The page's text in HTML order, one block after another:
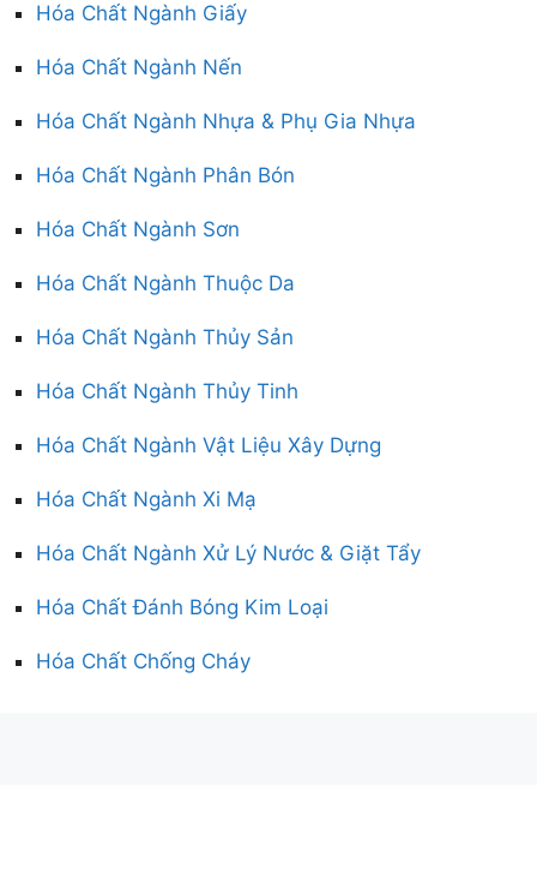
Hóa Chất Ngành Giấy
Hóa Chất Ngành Nến
Hóa Chất Ngành Nhựa & Phụ Gia Nhựa
Hóa Chất Ngành Phân Bón
Hóa Chất Ngành Sơn
Hóa Chất Ngành Thuộc Da
Hóa Chất Ngành Thủy Sản
Hóa Chất Ngành Thủy Tinh
Hóa Chất Ngành Vật Liệu Xây Dựng
Hóa Chất Ngành Xi Mạ
Hóa Chất Ngành Xử Lý Nước & Giặt Tẩy
Hóa Chất Đánh Bóng Kim Loại
Hóa Chất Chống Cháy